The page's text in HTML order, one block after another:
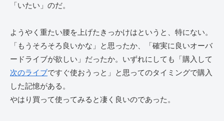
「いたい」のだ。
ようやく重たい腰を上げたきっかけはというと、特にない。
「もうそろそろ良いかな」と思ったか、「確実に良いオーバ
ードライブが欲しい」だったか。いずれにしても「購入して
次のライブですぐ使おうっと」と思ってのタイミングで購入
した記憶がある。
やはり買って使ってみると凄く良いのであった。